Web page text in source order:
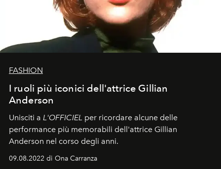
FASHION
I ruoli più iconici dell'attrice Gillian
Anderson
Unisciti a L'OFFICIEL per ricordare alcune delle
performance più memorabili dell'attrice Gillian
Anderson nel corso degli anni.
09.08.2022 di Ona Carranza